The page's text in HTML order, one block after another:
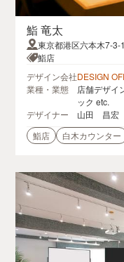
鮨 竜太
東京都港区六本木7-3-
二ビル B1F
鮨店
デザイン会社DESIGN
業種・業態
店舗デザイ
ック etc.
デザイナー
山田 昌宏
鮨店
白木カウンター